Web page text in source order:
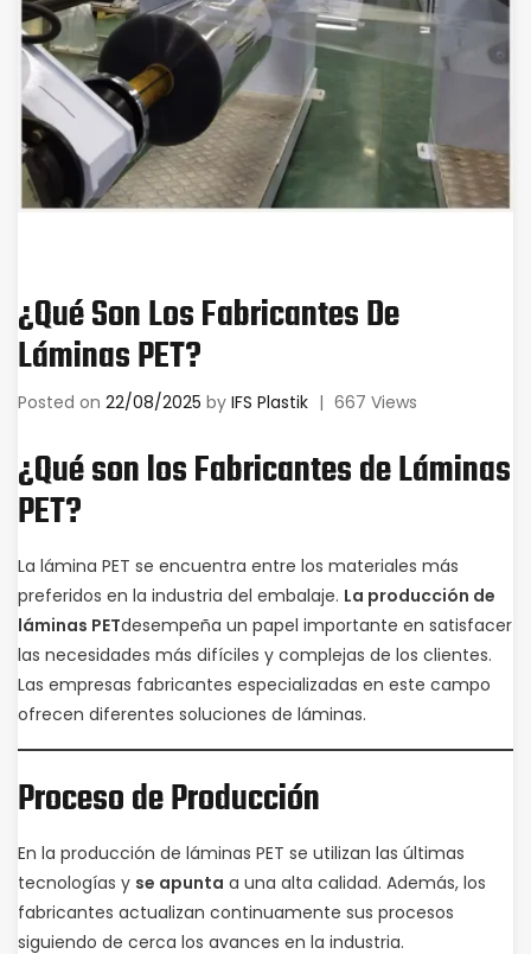
¿Qué Son Los Fabricantes De
Láminas PET?
Posted on 22/08/2025 by IFS Plastik | 667 Views
¿Qué son los Fabricantes de Láminas
PET?
La lámina PET se encuentra entre los materiales más
preferidos en la industria del embalaje. La producción de
láminas PETdesempeña un papel importante en satisfacer
las necesidades más difíciles y complejas de los clientes.
Las empresas fabricantes especializadas en este campo
ofrecen diferentes soluciones de láminas.
Proceso de Producción
En la producción de láminas PET se utilizan las últimas
tecnologías y se apunta a una alta calidad. Además, los
fabricantes actualizan continuamente sus procesos
siguiendo de cerca los avances en la industria.